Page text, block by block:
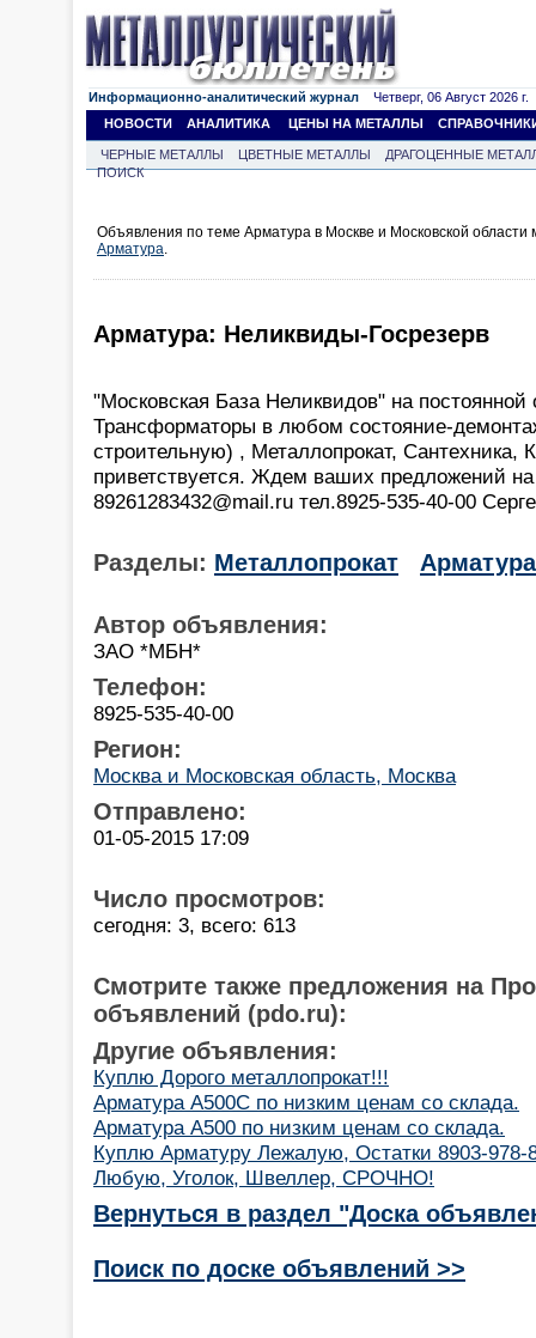
Информационно-аналитический журнал Четверг, 06 Август 2026 г.
НОВОСТИ
АНАЛИТИКА ЦЕНЫ НА МЕТАЛЛЫ
ЧЕРНЫЕ МЕТАЛЛЫ ЦВЕТНЫЕ МЕТАЛЛЫ
ДРАГОЦЕННЫЕ
ПОИСК
Объявления по теме Арматура в Москве и Московской
Арматура.
Арматура: Неликвиды-Госрезерв
"Московская База Неликвидов" на постоянной
Трансформаторы в любом состояние-
строительную) , Металлопрокат, Сантехника,
приветствуется. Ждем ваших предложений
89261283432@mail.ru тел.8925-535-40-00
Разделы: Металлопрокат Арматура
Автор объявления:
ЗАО *МБН*
Телефон:
8925-535-40-00
Регион:
Москва и Московская область, Москва
Отправлено:
01-05-2015 17:09
Число просмотров:
сегодня: 3, всего: 613
Смотрите также предложения на
объявлений (pdo.ru):
Другие объявления:
Куплю Дорого металлопрокат!!!
Арматура А500С по низким ценам со склада.
Арматура А500 по низким ценам со склада.
Куплю Арматуру Лежалую, Остатки 8903-
Любую, Уголок, Швеллер, СРОЧНО!
Вернуться в раздел "Доска
Поиск по доске объявлений >>